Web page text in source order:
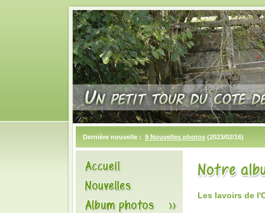
Dernière nouvelle : 9 Nouvelles photos (2023/02/16)
Les lavoirs de